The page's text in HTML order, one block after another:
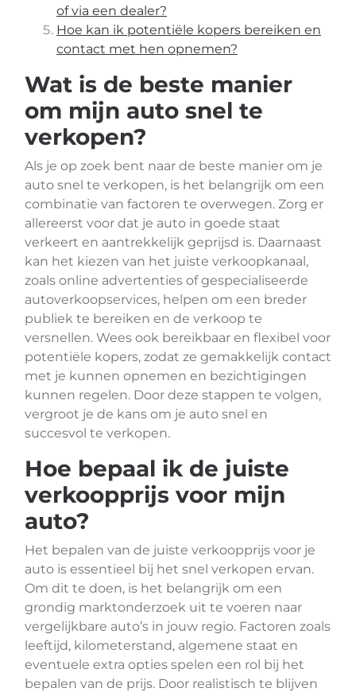
of via een dealer?
Hoe kan ik potentiële kopers bereiken en
contact met hen opnemen?
Wat is de beste manier
om mijn auto snel te
verkopen?
Als je op zoek bent naar de beste manier om je
auto snel te verkopen, is het belangrijk om een
combinatie van factoren te overwegen. Zorg er
allereerst voor dat je auto in goede staat
verkeert en aantrekkelijk geprijsd is. Daarnaast
kan het kiezen van het juiste verkoopkanaal,
zoals online advertenties of gespecialiseerde
autoverkoopservices, helpen om een breder
publiek te bereiken en de verkoop te
versnellen. Wees ook bereikbaar en flexibel voor
potentiële kopers, zodat ze gemakkelijk contact
met je kunnen opnemen en bezichtigingen
kunnen regelen. Door deze stappen te volgen,
vergroot je de kans om je auto snel en
succesvol te verkopen.
Hoe bepaal ik de juiste
verkoopprijs voor mijn
auto?
Het bepalen van de juiste verkoopprijs voor je
auto is essentieel bij het snel verkopen ervan.
Om dit te doen, is het belangrijk om een
grondig marktonderzoek uit te voeren naar
vergelijkbare auto’s in jouw regio. Factoren zoals
leeftijd, kilometerstand, algemene staat en
eventuele extra opties spelen een rol bij het
bepalen van de prijs. Door realistisch te blijven